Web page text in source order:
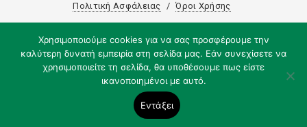
Πολιτική Ασφάλειας Όροι Χρήσης
Χρησιμοποιούμε cookies για να σας προσφέρουμε την
καλύτερη δυνατή εμπειρία στη σελίδα μας. Εάν συνεχίσετε να
χρησιμοποιείτε τη σελίδα, θα υποθέσουμε πως είστε
ικανοποιημένοι με αυτό.
Εντάξει